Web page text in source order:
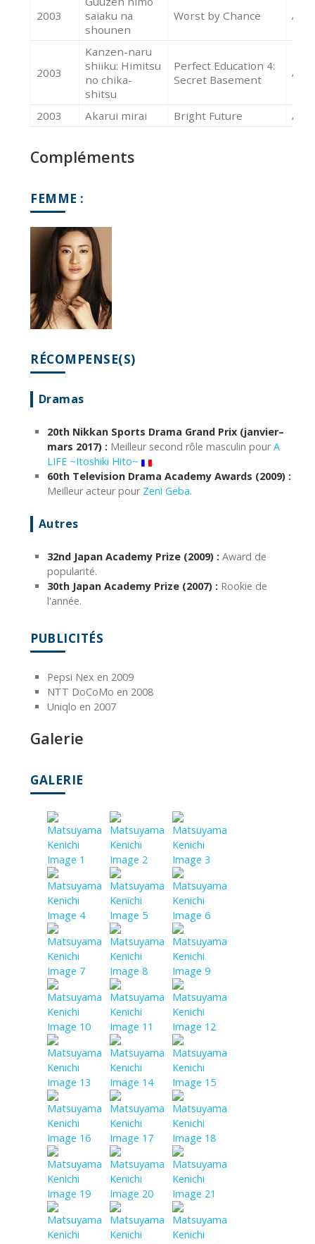
2003
saiaku na
shounen
Worst by Chance
2003
Kanzen-naru
shiiku: Himitsu
no chika-
shitsu
Perfect Education 4:
Secret Basement
2003 Akarui mirai Bright Future
Compléments
FEMME :
RÉCOMPENSE(S)
Dramas
20th Nikkan Sports Drama Grand Prix (janvier–
mars 2017) : Meilleur second rôle masculin pourA
LIFE ~Itoshiki Hito~
.
60th Television Drama Academy Awards (2009) :
Meilleur acteur pour Zeni Geba.
Autres
32nd Japan Academy Prize (2009) : Award de
popularité.
30th Japan Academy Prize (2007) : Rookie de
l'année.
PUBLICITÉS
Pepsi Nex en 2009
NTT DoCoMo en 2008
Uniqlo en 2007
Galerie
GALERIE